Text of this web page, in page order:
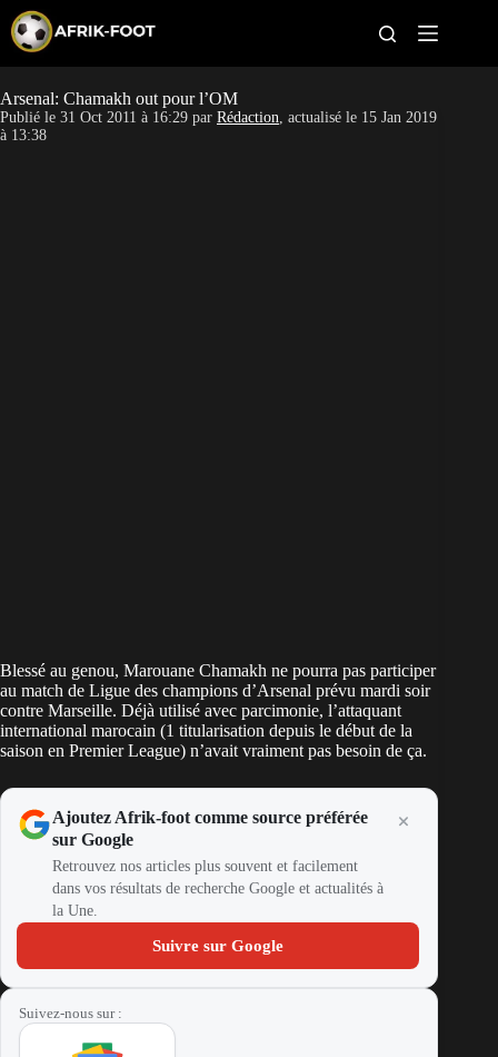
p
o
c
CAN féminine
Arsenal: Chamakh out pour l’OM
Publié le 31 Oct 2011 à 16:29 par Rédaction, actualisé le 15 Jan 2019
à 13:38
Blessé au genou, Marouane Chamakh ne pourra pas participer
au match de Ligue des champions d’Arsenal prévu mardi soir
contre Marseille. Déjà utilisé avec parcimonie, l’attaquant
international marocain (1 titularisation depuis le début de la
saison en Premier League) n’avait vraiment pas besoin de ça.
Ajoutez Afrik-foot comme source préférée
sur Google
Retrouvez nos articles plus souvent et facilement
dans vos résultats de recherche Google et actualités à
la Une.
Suivre sur Google
Suivez-nous sur :